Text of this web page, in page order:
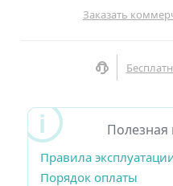
Заказать
Правила
Порядок оплаты